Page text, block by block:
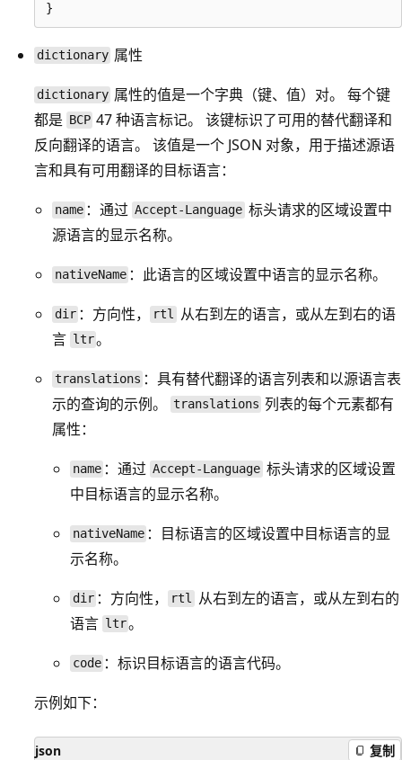
dictionary 属性
dictionary 属性的值是一个字典（键、值）对。 每个键
都是 BCP 47 种语言标记。 该键标识了可用的替代翻译和
反向翻译的语言。 该值是一个 JSON 对象，用于描述源语
言和具有可用翻译的目标语言：
name ：通过 Accept-Language 标头请求的区域设置中
源语言的显示名称。
nativeName ：此语言的区域设置中语言的显示名称。
dir ：方向性， rtl 从右到左的语言，或从左到右的语
言 ltr。
translations ：具有替代翻译的语言列表和以源语言表
示的查询的示例。
translations 列表的每个元素都有
属性：
name ：通过 Accept-Language 标头请求的区域设置
中目标语言的显示名称。
nativeName ：目标语言的区域设置中目标语言的显
示名称。
dir ：方向性， rtl 从右到左的语言，或从左到右的
语言 ltr。
code ：标识目标语言的语言代码。
示例如下：
json 复制